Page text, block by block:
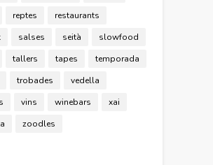
reptes
restaurants
salses seità
slowfood
tallers tapes
temporada
trobades
vedella
vins winebars
xai
zoodles